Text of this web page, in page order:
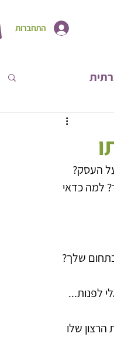
התחברות
העסק?
למה כדאי
שלך?
לפנות...
שלו